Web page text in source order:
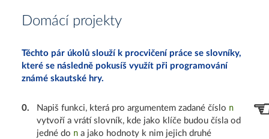
Domácí projekty
Těchto pár úkolů slouží k procvičení práce se slovníky,
které se následně pokusíš využít při programování
známé skautské hry.
0. Napiš funkci, která pro argumentem zadané číslo n
vytvoří a vrátí slovník, kde jako klíče budou čísla od
jedné do n a jako hodnoty k nim jejich druhé